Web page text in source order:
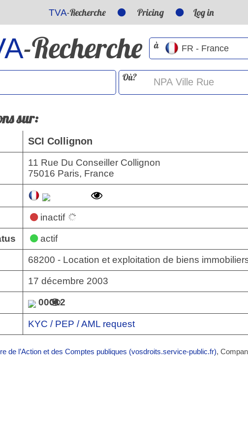
TVA-Recherche Pricing Log in
-Recherche à
Où?
sur:
SCI Collignon
11 Rue Du Conseiller Collignon
75016 Paris, France
inactif
actif
68200 - Location et exploitation de biens
17 décembre 2003
00012
KYC / PEP / AML request
de l’Action et des Comptes publiques (vosdroits.service-public.fr),